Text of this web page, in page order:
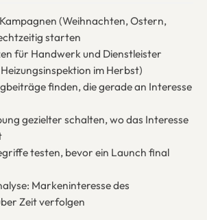
(Weihnachten, Ostern,
starten
für Handwerk und Dienstleister
im Herbst)
finden, die gerade an Interesse
gezielter schalten, wo das Interesse
testen, bevor ein Launch final
Markeninteresse des
Zeit verfolgen